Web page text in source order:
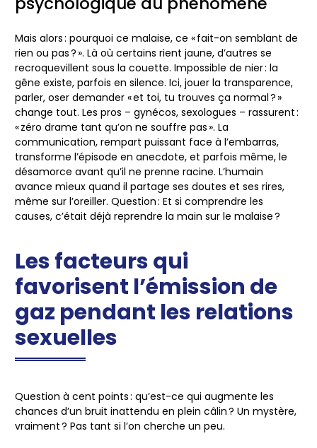
Mais alors : pourquoi ce malaise, ce « fait-on semblant de
rien ou pas ? ». Là où certains rient jaune, d’autres se
recroquevillent sous la couette. Impossible de nier : la
gêne existe, parfois en silence. Ici, jouer la transparence,
parler, oser demander « et toi, tu trouves ça normal ? »
change tout. Les pros – gynécos, sexologues – rassurent :
« zéro drame tant qu’on ne souffre pas ». La
communication, rempart puissant face à l’embarras,
transforme l’épisode en anecdote, et parfois même, le
désamorce avant qu’il ne prenne racine. L’humain
avance mieux quand il partage ses doutes et ses rires,
même sur l’oreiller. Question : Et si comprendre les
causes, c’était déjà reprendre la main sur le malaise ?
Les facteurs qui
favorisent l’émission de
gaz pendant les relations
sexuelles
Question à cent points : qu’est-ce qui augmente les
chances d’un bruit inattendu en plein câlin ? Un mystère,
vraiment ? Pas tant si l’on cherche un peu.